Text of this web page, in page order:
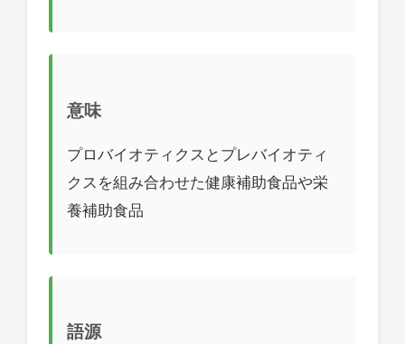
意味
プロバイオティクスとプレバイオティ
クスを組み合わせた健康補助食品や栄
養補助食品
語源